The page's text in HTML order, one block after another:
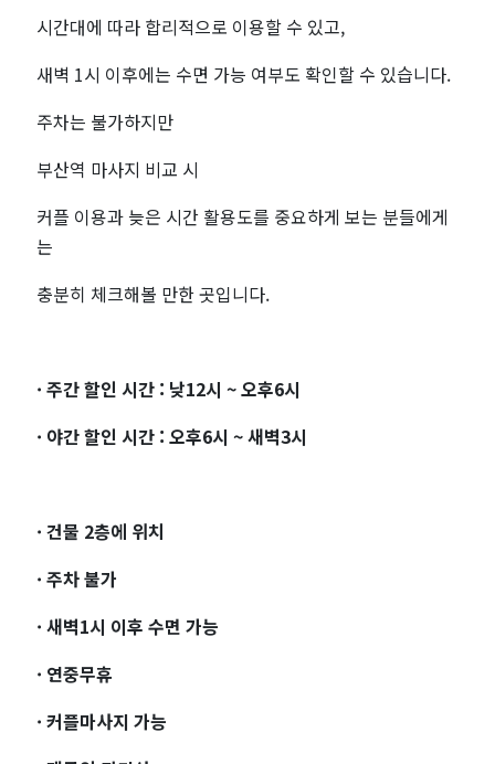
시간대에 따라 합리적으로 이용할 수 있고,
새벽 1시 이후에는 수면 가능 여부도 확인할 수 있습니다.
주차는 불가하지만
부산역 마사지 비교 시
커플 이용과 늦은 시간 활용도를 중요하게 보는 분들에게
는
충분히 체크해볼 만한 곳입니다.
· 주간 할인 시간 : 낮12시 ~ 오후6시
· 야간 할인 시간 : 오후6시 ~ 새벽3시
· 건물 2층에 위치
· 주차 불가
· 새벽1시 이후 수면 가능
· 연중무휴
· 커플마사지 가능